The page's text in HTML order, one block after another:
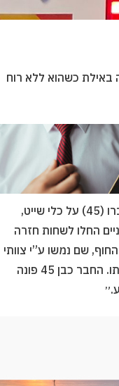
באילת כשהוא ללא רוח
מתנדבי זק״א שטיפלו בזירה דיווחו: ״מדובר בגבר כבן 50 שיצא ככה״נ לדוג עם חברו (45) על כלי שייט,
החלו לשחות חזרה
שם נמשו ע”י צוותי
מד״א שהחלו לבצע פעולות החייאה ממושכות, בסופן פראמדיק מד״א אישר את מותו. החבר כבן 45 פונה